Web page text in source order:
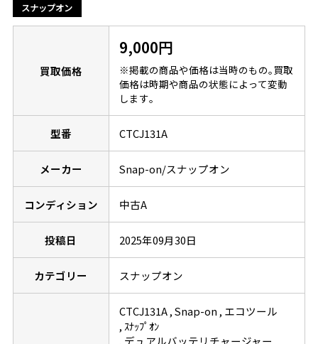
スナップオン
買取価格
9,000円
※掲載の商品や価格は当時のもの｡買取
価格は時期や商品の状態によって変動
します｡
型番 CTCJ131A
メーカー Snap-on/スナップオン
コンディション 中古A
投稿日 2025年09月30日
カテゴリー スナップオン
CTCJ131A Snap-on エコツール
ｽﾅｯﾌﾟｵﾝ
デュアルバッテリチャージャー